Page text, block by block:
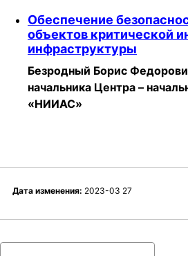
Обеспечение
объектов критической
инфраструктуры
Безродный Борис
начальника Центра –
«НИИАС»
Дата изменения: 2023-03 27